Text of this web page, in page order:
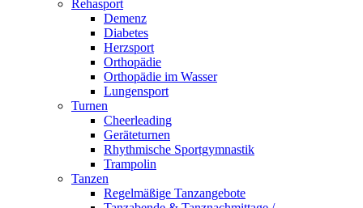
Rehasport
Demenz
Diabetes
Herzsport
Orthopädie
Orthopädie im Wasser
Lungensport
Turnen
Cheerleading
Geräteturnen
Rhythmische Sportgymnastik
Trampolin
Tanzen
Regelmäßige Tanzangebote